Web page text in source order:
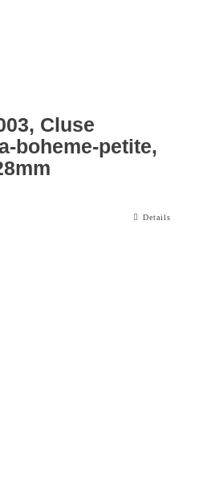
Cluse
boheme-petite,
Details